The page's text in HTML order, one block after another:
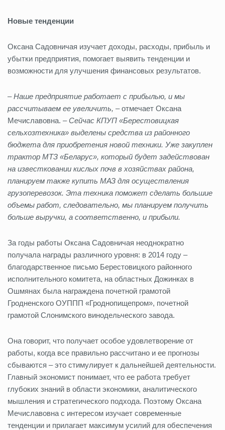
Новые тенденции
Оксана Садовничая изучает доходы, расходы, прибыль и
убытки предприятия, помогает выявить тенденции и
возможности для улучшения финансовых результатов.
–Наше предприятие работает с прибылью, и мы
рассчитываем ее увеличить, – отмечает Оксана
Мечиславовна. –Сейчас КПУП «Берестовицкая
сельхозтехника» выделены средства из районного
бюджета для приобретения новой техники. Уже закуплен
трактор МТЗ «Беларус», который будет задействован
на известковании кислых почв в хозяйствах района,
планируем также купить МАЗ для осуществления
грузоперевозок. Эта техника поможет сделать большие
объемы работ, следовательно, мы планируем получить
больше выручки, а соответственно, и прибыли.
За годы работы Оксана Садовничая неоднократно
получала награды различного уровня: в 2014 году –
благодарственное письмо Берестовицкого районного
исполнительного комитета, на областных Дожинках в
Ошмянах была награждена почетной грамотой
Гродненского ОУППП «Гроднопищепром», почетной
грамотой Слонимского винодельческого завода.
Она говорит, что получает особое удовлетворение от
работы, когда все правильно рассчитано и ее прогнозы
сбываются – это стимулирует к дальнейшей деятельности.
Главный экономист понимает, что ее работа требует
глубоких знаний в области экономики, аналитического
мышления и стратегического подхода. Поэтому Оксана
Мечиславовна с интересом изучает современные
тенденции и прилагает максимум усилий для обеспечения